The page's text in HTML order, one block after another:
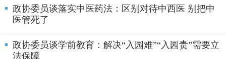
政协委员谈落实中医药法：区别对待中西医 别把中
医管死了
政协委员谈学前教育：解决“入园难”“入园贵”需要立
法保障